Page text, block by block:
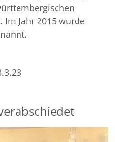
Im Jahr 2015 wurde
am 28.3.23